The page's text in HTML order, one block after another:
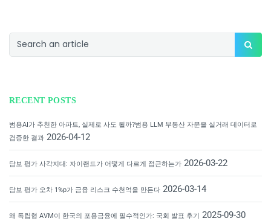
RECENT POSTS
범용AI가 추천한 아파트, 실제로 사도 될까?범용 LLM 부동산 자문을 실거래 데이터로
검증한 결과 2026-04-12
담보 평가 사각지대: 자이랜드가 어떻게 다르게 접근하는가 2026-03-22
담보 평가 오차 1%p가 금융 리스크 수천억을 만든다 2026-03-14
왜 독립형 AVM이 한국의 포용금융에 필수적인가: 국회 발표 후기 2025-09-30